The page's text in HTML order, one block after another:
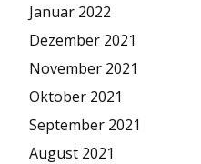
Januar 2022
Dezember 2021
November 2021
Oktober 2021
September 2021
August 2021